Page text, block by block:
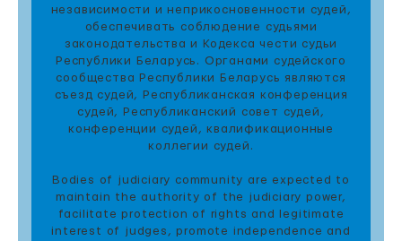
независимости и неприкосновенности судей,
обеспечивать соблюдение судьями
законодательства и Кодекса чести судьи
Республики Беларусь. Органами судейского
сообщества Республики Беларусь являются
съезд судей, Республиканская конференция
судей, Республиканский совет судей,
конференции судей, квалификационные
коллегии судей.
Bodies of judiciary community are expected to
maintain the authority of the judiciary power,
facilitate protection of rights and legitimate
interest of judges, promote independence and